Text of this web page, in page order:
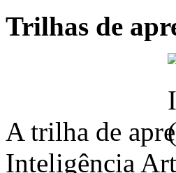
Trilhas de
A trilha de
Inteligência